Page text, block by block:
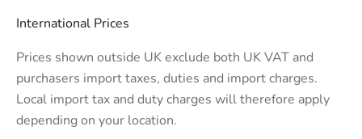
International Prices
Prices shown outside UK exclude both UK VAT and
purchasers import taxes, duties and import charges.
Local import tax and duty charges will therefore apply
depending on your location.